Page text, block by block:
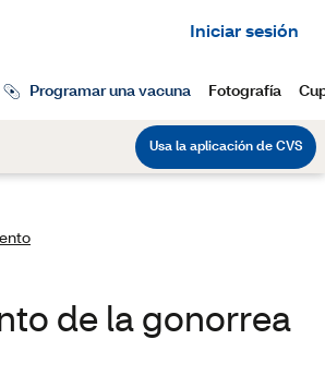
de la gonorrea